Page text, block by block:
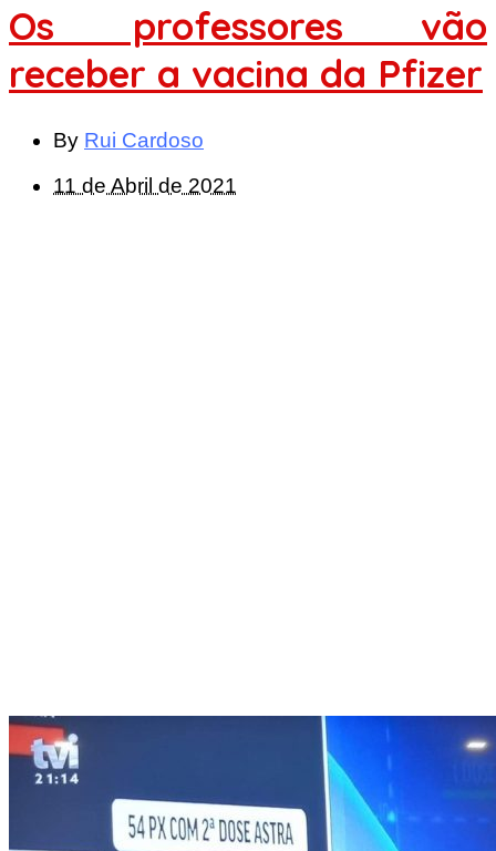
Os professores vão
receber a vacina da Pfizer
By Rui Cardoso
11 de Abril de 2021